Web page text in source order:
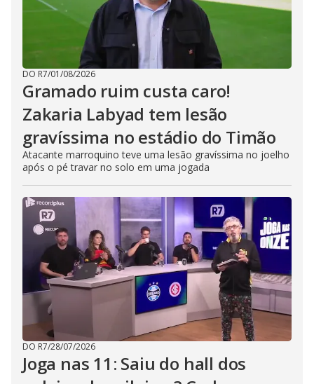
DO R7/01/08/2026
Gramado ruim custa caro!
Zakaria Labyad tem lesão
gravíssima no estádio do Timão
Atacante marroquino teve uma lesão gravíssima no joelho
após o pé travar no solo em uma jogada
DO R7/28/07/2026
Joga nas 11: Saiu do hall dos